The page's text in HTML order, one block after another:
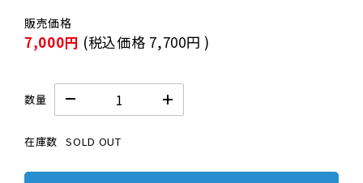
7,000円 (税込価格 7,700円 )
数量
在庫数 SOLD OUT